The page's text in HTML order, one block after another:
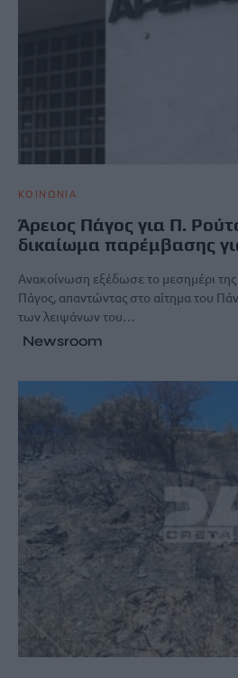
ΚΟΙΝΩΝΙΑ
Άρειος Πάγος για Π.
δικαίωμα παρέμβασης
Ανακοίνωση εξέδωσε το μεσημέρι
Πάγος, απαντώντας στο αίτημα του
των λειψάνων του…
Newsroom